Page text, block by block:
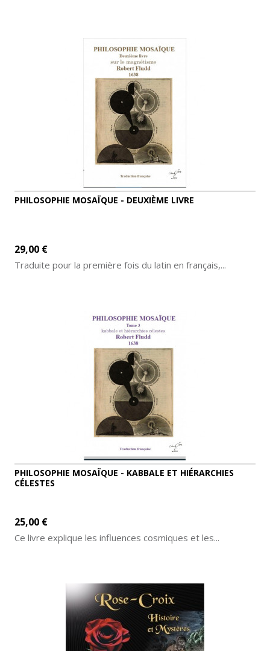
PHILOSOPHIE MOSAÏQUE - DEUXIÈME LIVRE
29,00 €
Traduite pour la première fois du latin en français,...
PHILOSOPHIE MOSAÏQUE - KABBALE ET HIÉRARCHIES
CÉLESTES
25,00 €
Ce livre explique les influences cosmiques et les...